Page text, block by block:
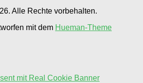
Alle Rechte vorbehalten.
mit dem Hueman-Theme
mit Real Cookie Banner